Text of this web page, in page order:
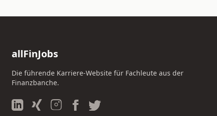
allFinJobs
Die führende Karriere-Website für Fachleute aus der
Finanzbanche.